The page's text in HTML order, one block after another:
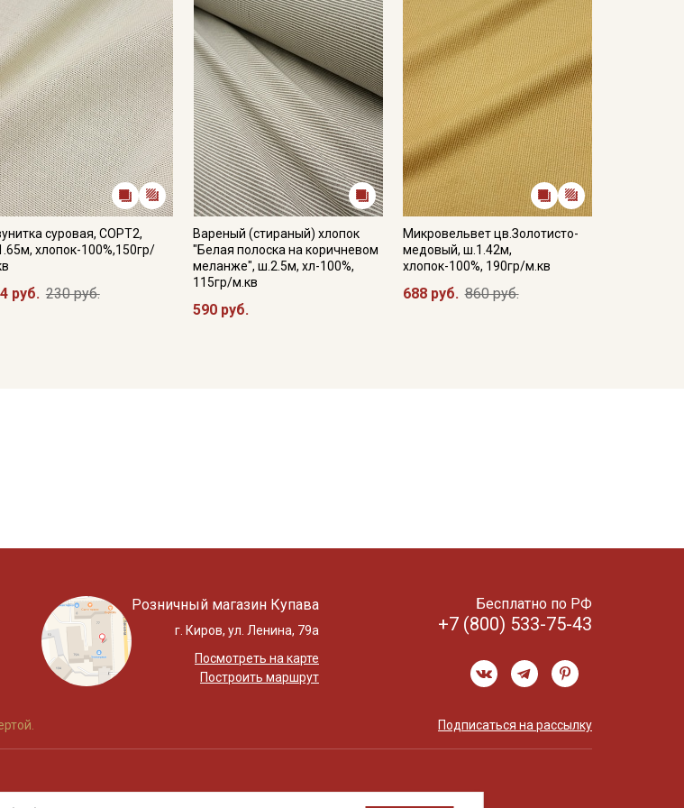
суровая, СОРТ2,
хлопок-100%,150гр/
руб. 230 руб.
Вареный (стираный) хлопок
"Белая полоска на коричневом
меланже", ш.2.5м, хл-100%,
115гр/м.кв
590 руб.
Микровельвет цв.Золотисто-
медовый, ш.1.42м,
хлопок-100%, 190гр/м.кв
688 руб. 860 руб.
Розничный магазин Купава
г. Киров, ул. Ленина, 79а
Посмотреть на карте
Построить маршрут
Бесплатно по РФ
+7 (800) 533-75-43
Подписаться на рассылку